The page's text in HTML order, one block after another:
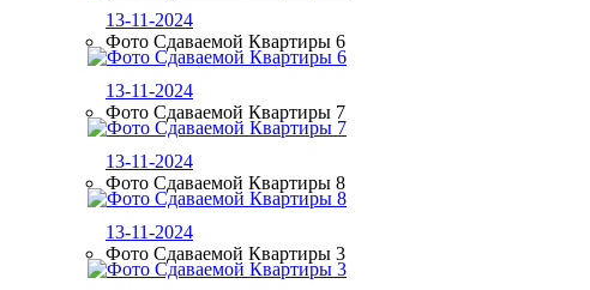
13-11-2024
Фото Сдаваемой Квартиры 6
13-11-2024
Фото Сдаваемой Квартиры 7
13-11-2024
Фото Сдаваемой Квартиры 8
13-11-2024
Фото Сдаваемой Квартиры 3